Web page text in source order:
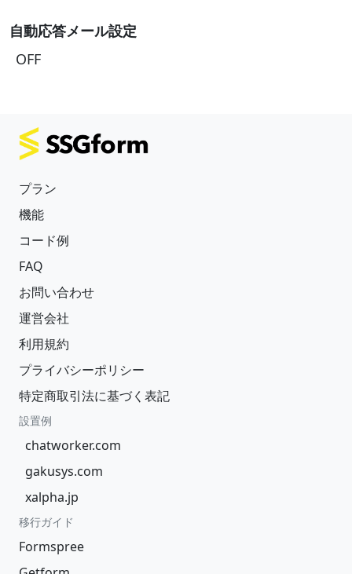
自動応答メール設定
OFF
プラン
機能
コード例
FAQ
お問い合わせ
運営会社
利用規約
プライバシーポリシー
特定商取引法に基づく表記
設置例
chatworker.com
gakusys.com
xalpha.jp
移行ガイド
Formspree